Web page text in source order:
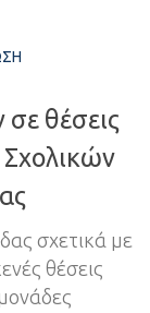
θέσεις
σχετικά με
θέσεις